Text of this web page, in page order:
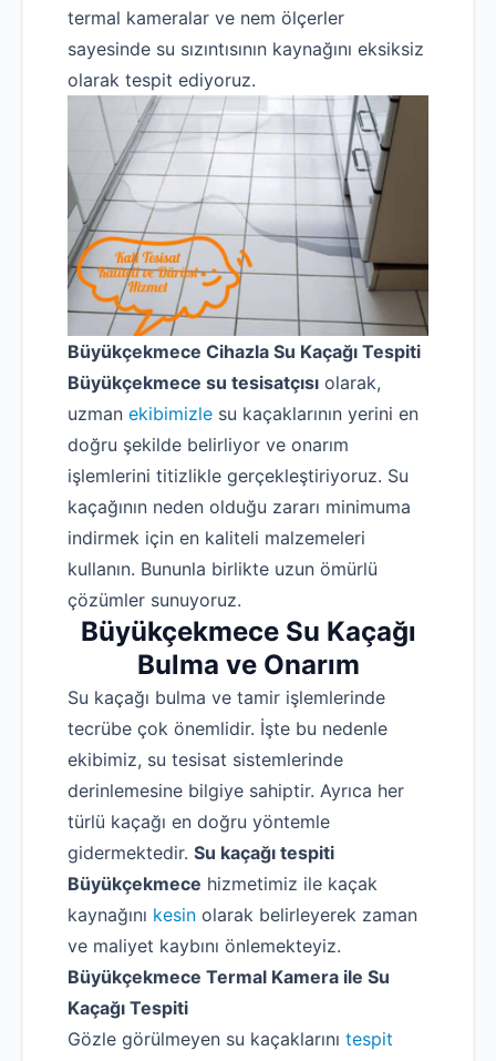
Robotla Tıkanıklık Açma
Su Kaçağı Tespiti
Profesyonel Petek Temizliği
termal kameralar ve nem ölçerler
sayesinde su sızıntısının kaynağını eksiksiz
olarak tespit ediyoruz.
Büyükçekmece Cihazla Su Kaçağı Tespiti
Büyükçekmece su tesisatçısı olarak,
uzman ekibimizle su kaçaklarının yerini en
doğru şekilde belirliyor ve onarım
işlemlerini titizlikle gerçekleştiriyoruz. Su
kaçağının neden olduğu zararı minimuma
indirmek için en kaliteli malzemeleri
kullanın. Bununla birlikte uzun ömürlü
çözümler sunuyoruz.
Büyükçekmece Su Kaçağı
Bulma ve Onarım
Su kaçağı bulma ve tamir işlemlerinde
tecrübe çok önemlidir. İşte bu nedenle
ekibimiz, su tesisat sistemlerinde
derinlemesine bilgiye sahiptir. Ayrıca her
türlü kaçağı en doğru yöntemle
gidermektedir. Su kaçağı tespiti
Büyükçekmece hizmetimiz ile kaçak
kaynağını kesin olarak belirleyerek zaman
ve maliyet kaybını önlemekteyiz.
Büyükçekmece Termal Kamera ile Su
Kaçağı Tespiti
Gözle görülmeyen su kaçaklarını tespit